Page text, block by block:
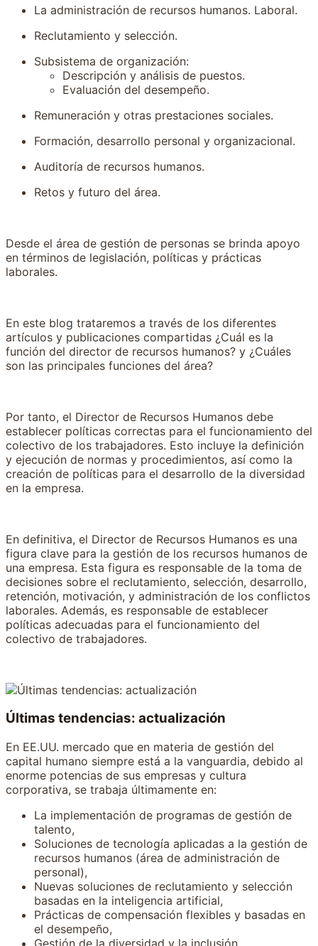
La administración de recursos humanos. Laboral.
Reclutamiento y selección.
Subsistema de organización:
Descripción y análisis de puestos.
Evaluación del desempeño.
Remuneración y otras prestaciones sociales.
Formación, desarrollo personal y organizacional.
Auditoría de recursos humanos.
Retos y futuro del área.
Desde el área de gestión de personas se brinda apoyo
en términos de legislación, políticas y prácticas
laborales.
En este blog trataremos a través de los diferentes
artículos y publicaciones compartidas ¿Cuál es la
función del director de recursos humanos? y ¿Cuáles
son las principales funciones del área?
Por tanto, el Director de Recursos Humanos debe
establecer políticas correctas para el funcionamiento del
colectivo de los trabajadores. Esto incluye la definición
y ejecución de normas y procedimientos, así como la
creación de políticas para el desarrollo de la diversidad
en la empresa.
En definitiva, el Director de Recursos Humanos es una
figura clave para la gestión de los recursos humanos de
una empresa. Esta figura es responsable de la toma de
decisiones sobre el reclutamiento, selección, desarrollo,
retención, motivación, y administración de los conflictos
laborales. Además, es responsable de establecer
políticas adecuadas para el funcionamiento del
colectivo de trabajadores.
Últimas tendencias: actualización
En EE.UU. mercado que en materia de gestión del
capital humano siempre está a la vanguardia, debido al
enorme potencias de sus empresas y cultura
corporativa, se trabaja últimamente en:
La implementación de programas de gestión de
talento,
Soluciones de tecnología aplicadas a la gestión de
recursos humanos (área de administración de
personal),
Nuevas soluciones de reclutamiento y selección
basadas en la inteligencia artificial,
Prácticas de compensación flexibles y basadas en
el desempeño,